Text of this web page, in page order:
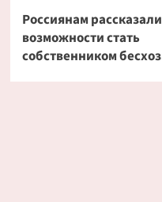
Россиянам
возможности стать
собственником